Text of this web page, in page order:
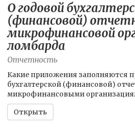
О годовой
(финансовой)
микрофинансовой
ломбарда
Отчетность
Какие приложения заполняются
бухгалтерской (финансовой)
микрофинансовыми
Открыть